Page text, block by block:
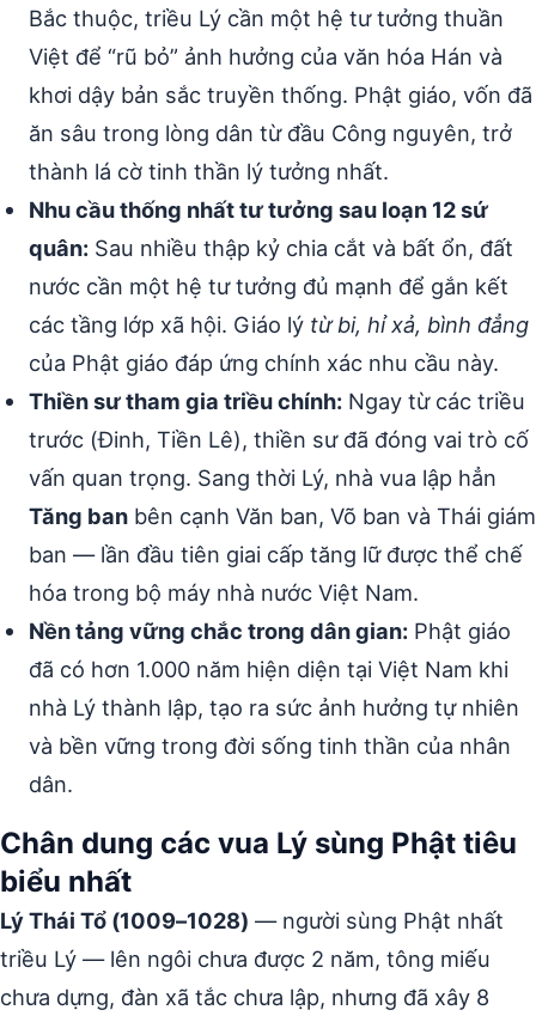
Bắc thuộc, triều Lý cần một hệ tư tưởng thuần
Việt để “rũ bỏ” ảnh hưởng của văn hóa Hán và
khơi dậy bản sắc truyền thống. Phật giáo, vốn đã
ăn sâu trong lòng dân từ đầu Công nguyên, trở
thành lá cờ tinh thần lý tưởng nhất.
Nhu cầu thống nhất tư tưởng sau loạn 12 sứ
quân: Sau nhiều thập kỷ chia cắt và bất ổn, đất
nước cần một hệ tư tưởng đủ mạnh để gắn kết
các tầng lớp xã hội. Giáo lý từ bi, hỉ xả, bình đẳng
của Phật giáo đáp ứng chính xác nhu cầu này.
Thiền sư tham gia triều chính: Ngay từ các triều
trước (Đinh, Tiền Lê), thiền sư đã đóng vai trò cố
vấn quan trọng. Sang thời Lý, nhà vua lập hẳn
Tăng ban bên cạnh Văn ban, Võ ban và Thái giám
ban — lần đầu tiên giai cấp tăng lữ được thể chế
hóa trong bộ máy nhà nước Việt Nam.
Nền tảng vững chắc trong dân gian: Phật giáo
đã có hơn 1.000 năm hiện diện tại Việt Nam khi
nhà Lý thành lập, tạo ra sức ảnh hưởng tự nhiên
và bền vững trong đời sống tinh thần của nhân
dân.
Chân dung các vua Lý sùng Phật tiêu
biểu nhất
Lý Thái Tổ (1009–1028) — người sùng Phật nhất
triều Lý — lên ngôi chưa được 2 năm, tông miếu
chưa dựng, đàn xã tắc chưa lập, nhưng đã xây 8